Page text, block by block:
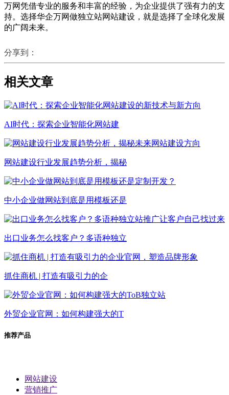
万网凭借专业的服务和丰富的经验，为企业提供了强有力的支
持。选择华企万网做独立站网站建设，就是选择了全球化发展
的广阔未来。
分享到：
相关文章
AI时代：探索企业智能化网站建
网站建设行业发展趋势分析，揭秘
中小企业做网站到底是用模板还是
出口业务怎么找客户？多语种独立
抓住商机 | 打造有吸引力的企
外贸企业官网：如何构建强大的T
推荐产品
网站建设
营销推广